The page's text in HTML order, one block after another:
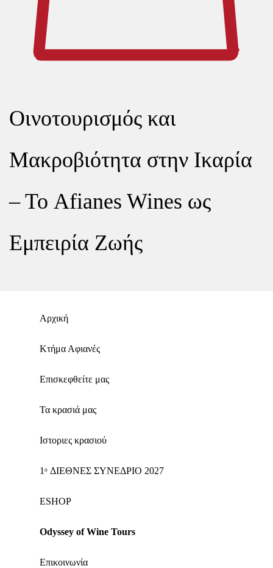
Οινοτουρισμός και
Μακροβιότητα στην Ικαρία
– Το Afianes Wines ως
Εμπειρία Ζωής
Αρχική
Κτήμα Αφιανές
Επισκεφθείτε μας
Τα κρασιά μας
Ιστοριες κρασιού
1ᵒ ΔΙΕΘΝΕΣ ΣΥΝΕΔΡΙΟ 2027
ΕSHOP
Odyssey of Wine Tours
Επικοινωνία